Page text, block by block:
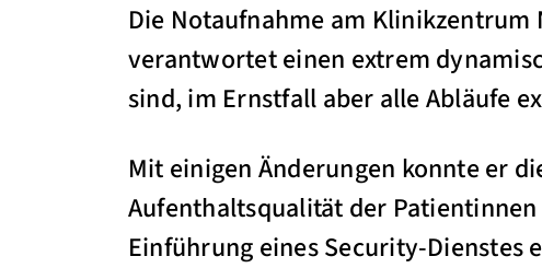
Die Notaufnahme am
verantwortet einen extrem
sind, im Ernstfall aber alle Abläufe
Mit einigen Änderungen konnte er
Aufenthaltsqualität der
Einführung eines Security-Dienstes